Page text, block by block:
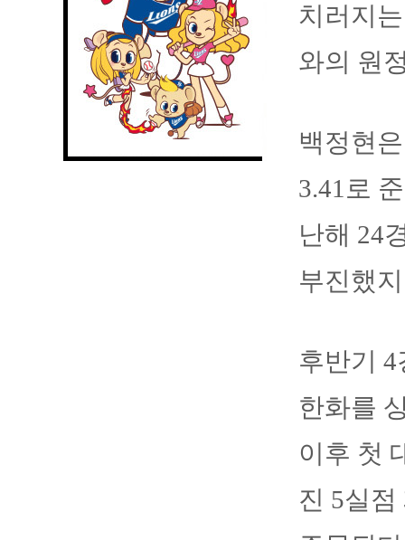
치러지
와의 원
백정현
3.41로
난해 24
부진했
후반기
한화를
이후 첫
진 5실